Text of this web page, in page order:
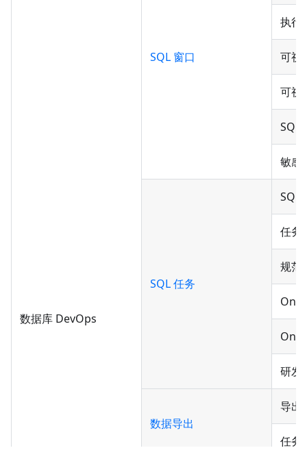
数据库 DevOps
SQL 窗口
执行
可视
可视
SQL
敏感
SQL 任务
SQL
任务
规范
研发
数据导出
导出
任务